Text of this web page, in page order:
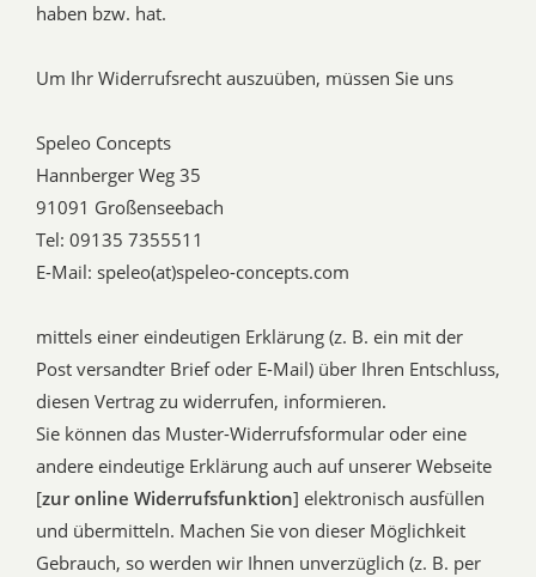
haben bzw. hat.
Um Ihr Widerrufsrecht auszuüben, müssen Sie uns
Speleo Concepts
Hannberger Weg 35
91091 Großenseebach
Tel: 09135 7355511
E-Mail: speleo(at)speleo-concepts.com
mittels einer eindeutigen Erklärung (z. B. ein mit der
Post versandter Brief oder E-Mail) über Ihren Entschluss,
diesen Vertrag zu widerrufen, informieren.
Sie können das Muster-Widerrufsformular oder eine
andere eindeutige Erklärung auch auf unserer Webseite
[zur online Widerrufsfunktion] elektronisch ausfüllen
und übermitteln. Machen Sie von dieser Möglichkeit
Gebrauch, so werden wir Ihnen unverzüglich (z. B. per